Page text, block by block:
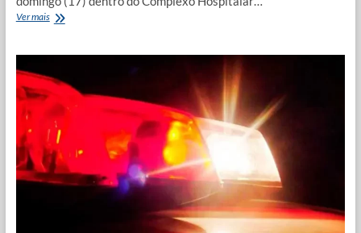
Ver maisMédicas
atendimento
no
Trauminha
de
Mangabeira,
em
João
Pessoa